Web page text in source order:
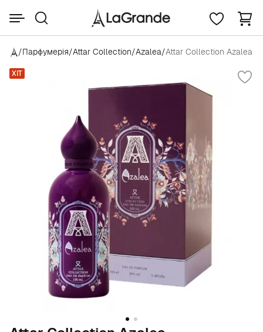
/Парфумерія/Attar Collection/Azalea/Attar Collection Azalea
ХІТ